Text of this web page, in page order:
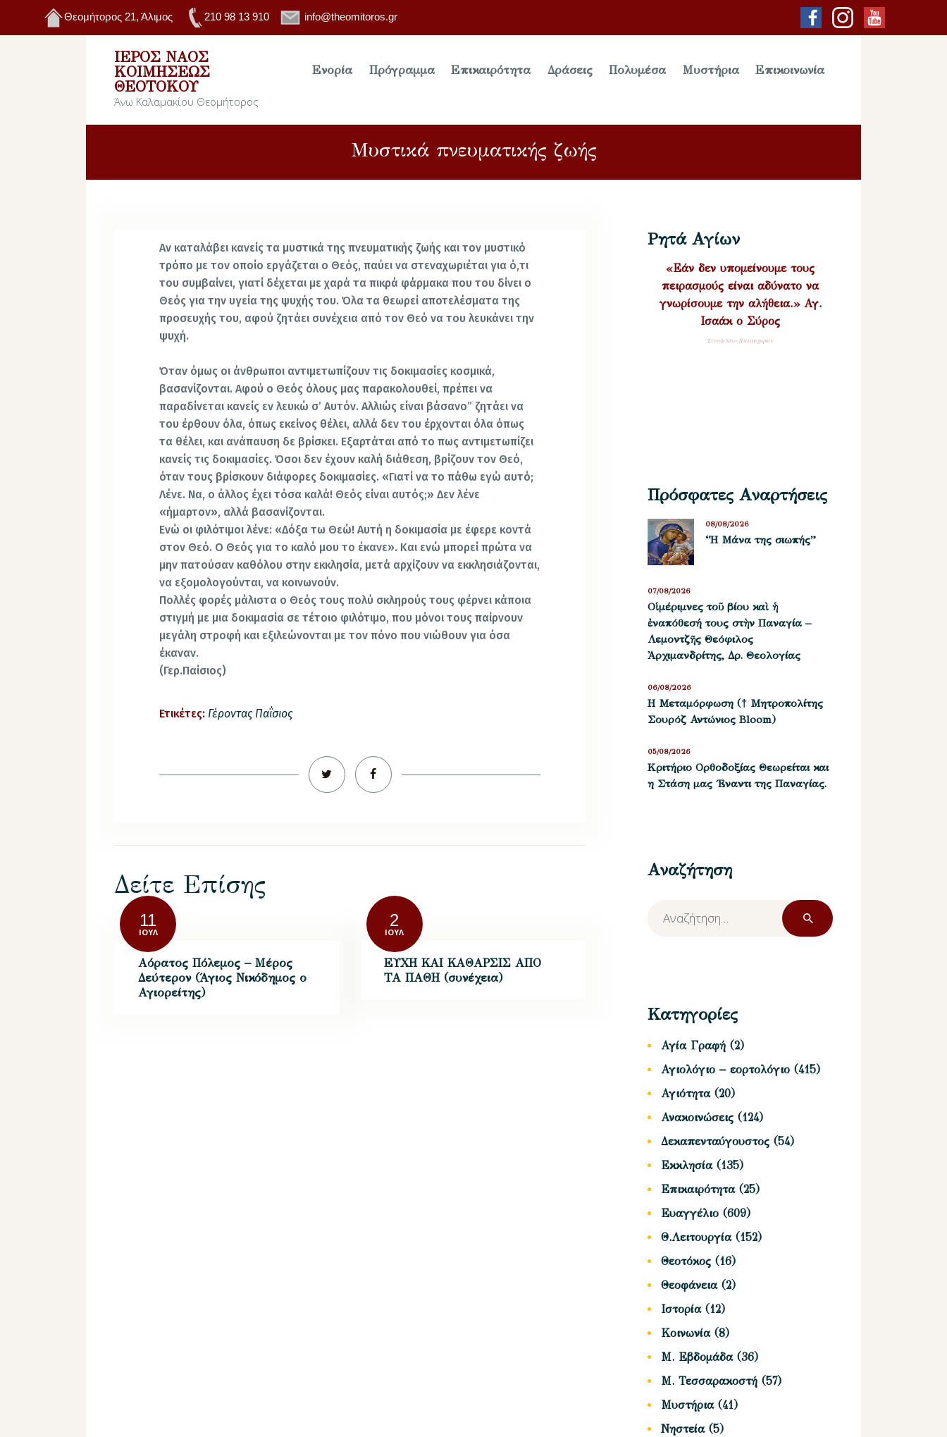
Θεομήτορος 21, Άλιμος 210 98 13 910 info@theomitoros.gr
ΙΕΡΌΣ ΝΑΌΣ
ΚΟΙΜΉΣΕΩΣ
ΘΕΟΤΌΚΟΥ
Άνω Καλαμακίου Θεομήτορος
Ενορία Πρόγραμμα Επικαιρότητα Δράσεις Πολυμέσα Μυστήρια Επικοινωνία
Μυστικά πνευματικής ζωής
Αν καταλάβει κανείς τα μυστικά της πνευματικής ζωής και τον μυστικό
τρόπο με τον οποίο εργάζεται ο Θεός, παύει να στεναχωριέται για ό,τι
του συμβαίνει, γιατί δέχεται με χαρά τα πικρά φάρμακα που του δίνει ο
Θεός για την υγεία της ψυχής του. Όλα τα θεωρεί αποτελέσματα της
προσευχής του, αφού ζητάει συνέχεια από τον Θεό να του λευκάνει την
ψυχή.
Όταν όμως οι άνθρωποι αντιμετωπίζουν τις δοκιμασίες κοσμικά,
βασανίζονται. Αφού ο Θεός όλους μας παρακολουθεί, πρέπει να
παραδίνεται κανείς εν λευκώ σ’ Αυτόν. Αλλιώς είναι βάσανο” ζητάει να
του έρθουν όλα, όπως εκείνος θέλει, αλλά δεν του έρχονται όλα όπως
τα θέλει, και ανάπαυση δε βρίσκει. Εξαρτάται από το πως αντιμετωπίζει
κανείς τις δοκιμασίες. Όσοι δεν έχουν καλή διάθεση, βρίζουν τον Θεό,
όταν τους βρίσκουν διάφορες δοκιμασίες. «Γιατί να το πάθω εγώ αυτό;
Λένε. Να, ο άλλος έχει τόσα καλά! Θεός είναι αυτός;» Δεν λένε
«ήμαρτον», αλλά βασανίζονται.
Ενώ οι φιλότιμοι λένε: «Δόξα τω Θεώ! Αυτή η δοκιμασία με έφερε κοντά
στον Θεό. Ο Θεός για το καλό μου το έκανε». Και ενώ μπορεί πρώτα να
μην πατούσαν καθόλου στην εκκλησία, μετά αρχίζουν να εκκλησιάζονται,
να εξομολογούνται, να κοινωνούν.
Πολλές φορές μάλιστα ο Θεός τους πολύ σκληρούς τους φέρνει κάποια
στιγμή με μια δοκιμασία σε τέτοιο φιλότιμο, που μόνοι τους παίρνουν
μεγάλη στροφή και εξιλεώνονται με τον πόνο που νιώθουν για όσα
έκαναν.
(Γερ.Παίσιος)
Ετικέτες: Γέροντας Παΐσιος
Δείτε Επίσης
11
ΙΟΎΛ
Αόρατος Πόλεμος – Μέρος
Δεύτερον (Άγιος Νικόδημος ο
Αγιορείτης)
2
ΙΟΎΛ
ΕΥΧΗ ΚΑΙ ΚΑΘΑΡΣΙΣ ΑΠΟ
ΤΑ ΠΑΘΗ (συνέχεια)
Ρητά Αγίων
«Εάν δεν υπομείνουμε τους
πειρασμούς είναι αδύνατο να
γνωρίσουμε την αλήθεια.» Αγ.
Ισαάκ ο Σύρος
Σύναξη Νέων Παλαιοχωρίου
Πρόσφατες Αναρτήσεις
“Η Μάνα της σιωπής”
08/08/2026
Οἱ μέριμνες τοῦ βίου καὶ ἡ
ἐναπόθεσή τους στὴν Παναγία –
Λεμοντζῆς Θεόφιλος
Ἀρχιμανδρίτης, Δρ. Θεολογίας
07/08/2026
Η Μεταμόρφωση († Μητροπολίτης
Σουρόζ Αντώνιος Bloom)
06/08/2026
Kριτήριο Oρθοδοξίας Θεωρείται και
η Στάση μας ΄Εναντι της Παναγίας.
05/08/2026
Αναζήτηση
Αναζήτηση
για:
Κατηγορίες
Αγία Γραφή (2)
Αγιολόγιο – εορτολόγιο (415)
Αγιότητα(20)
Ανακοινώσεις (124)
Δεκαπενταύγουστος (54)
Εκκλησία(135)
Επικαιρότητα(25)
Ευαγγέλιο (609)
Θ.Λειτουργία(152)
Θεοτόκος (16)
Θεοφάνεια(2)
Ιστορία(12)
Κοινωνία(8)
Μ. Εβδομάδα(36)
Μ. Τεσσαρακοστή (57)
Μυστήρια(41)
Νηστεία(5)